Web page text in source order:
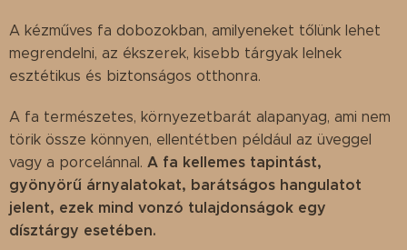
A kézműves fa dobozokban, amilyeneket tőlünk lehet
megrendelni, az ékszerek, kisebb tárgyak lelnek
esztétikus és biztonságos otthonra.
A fa természetes, környezetbarát alapanyag, ami nem
törik össze könnyen, ellentétben például az üveggel
vagy a porcelánnal. A fa kellemes tapintást,
gyönyörű árnyalatokat, barátságos hangulatot
jelent, ezek mind vonzó tulajdonságok egy
dísztárgy esetében.